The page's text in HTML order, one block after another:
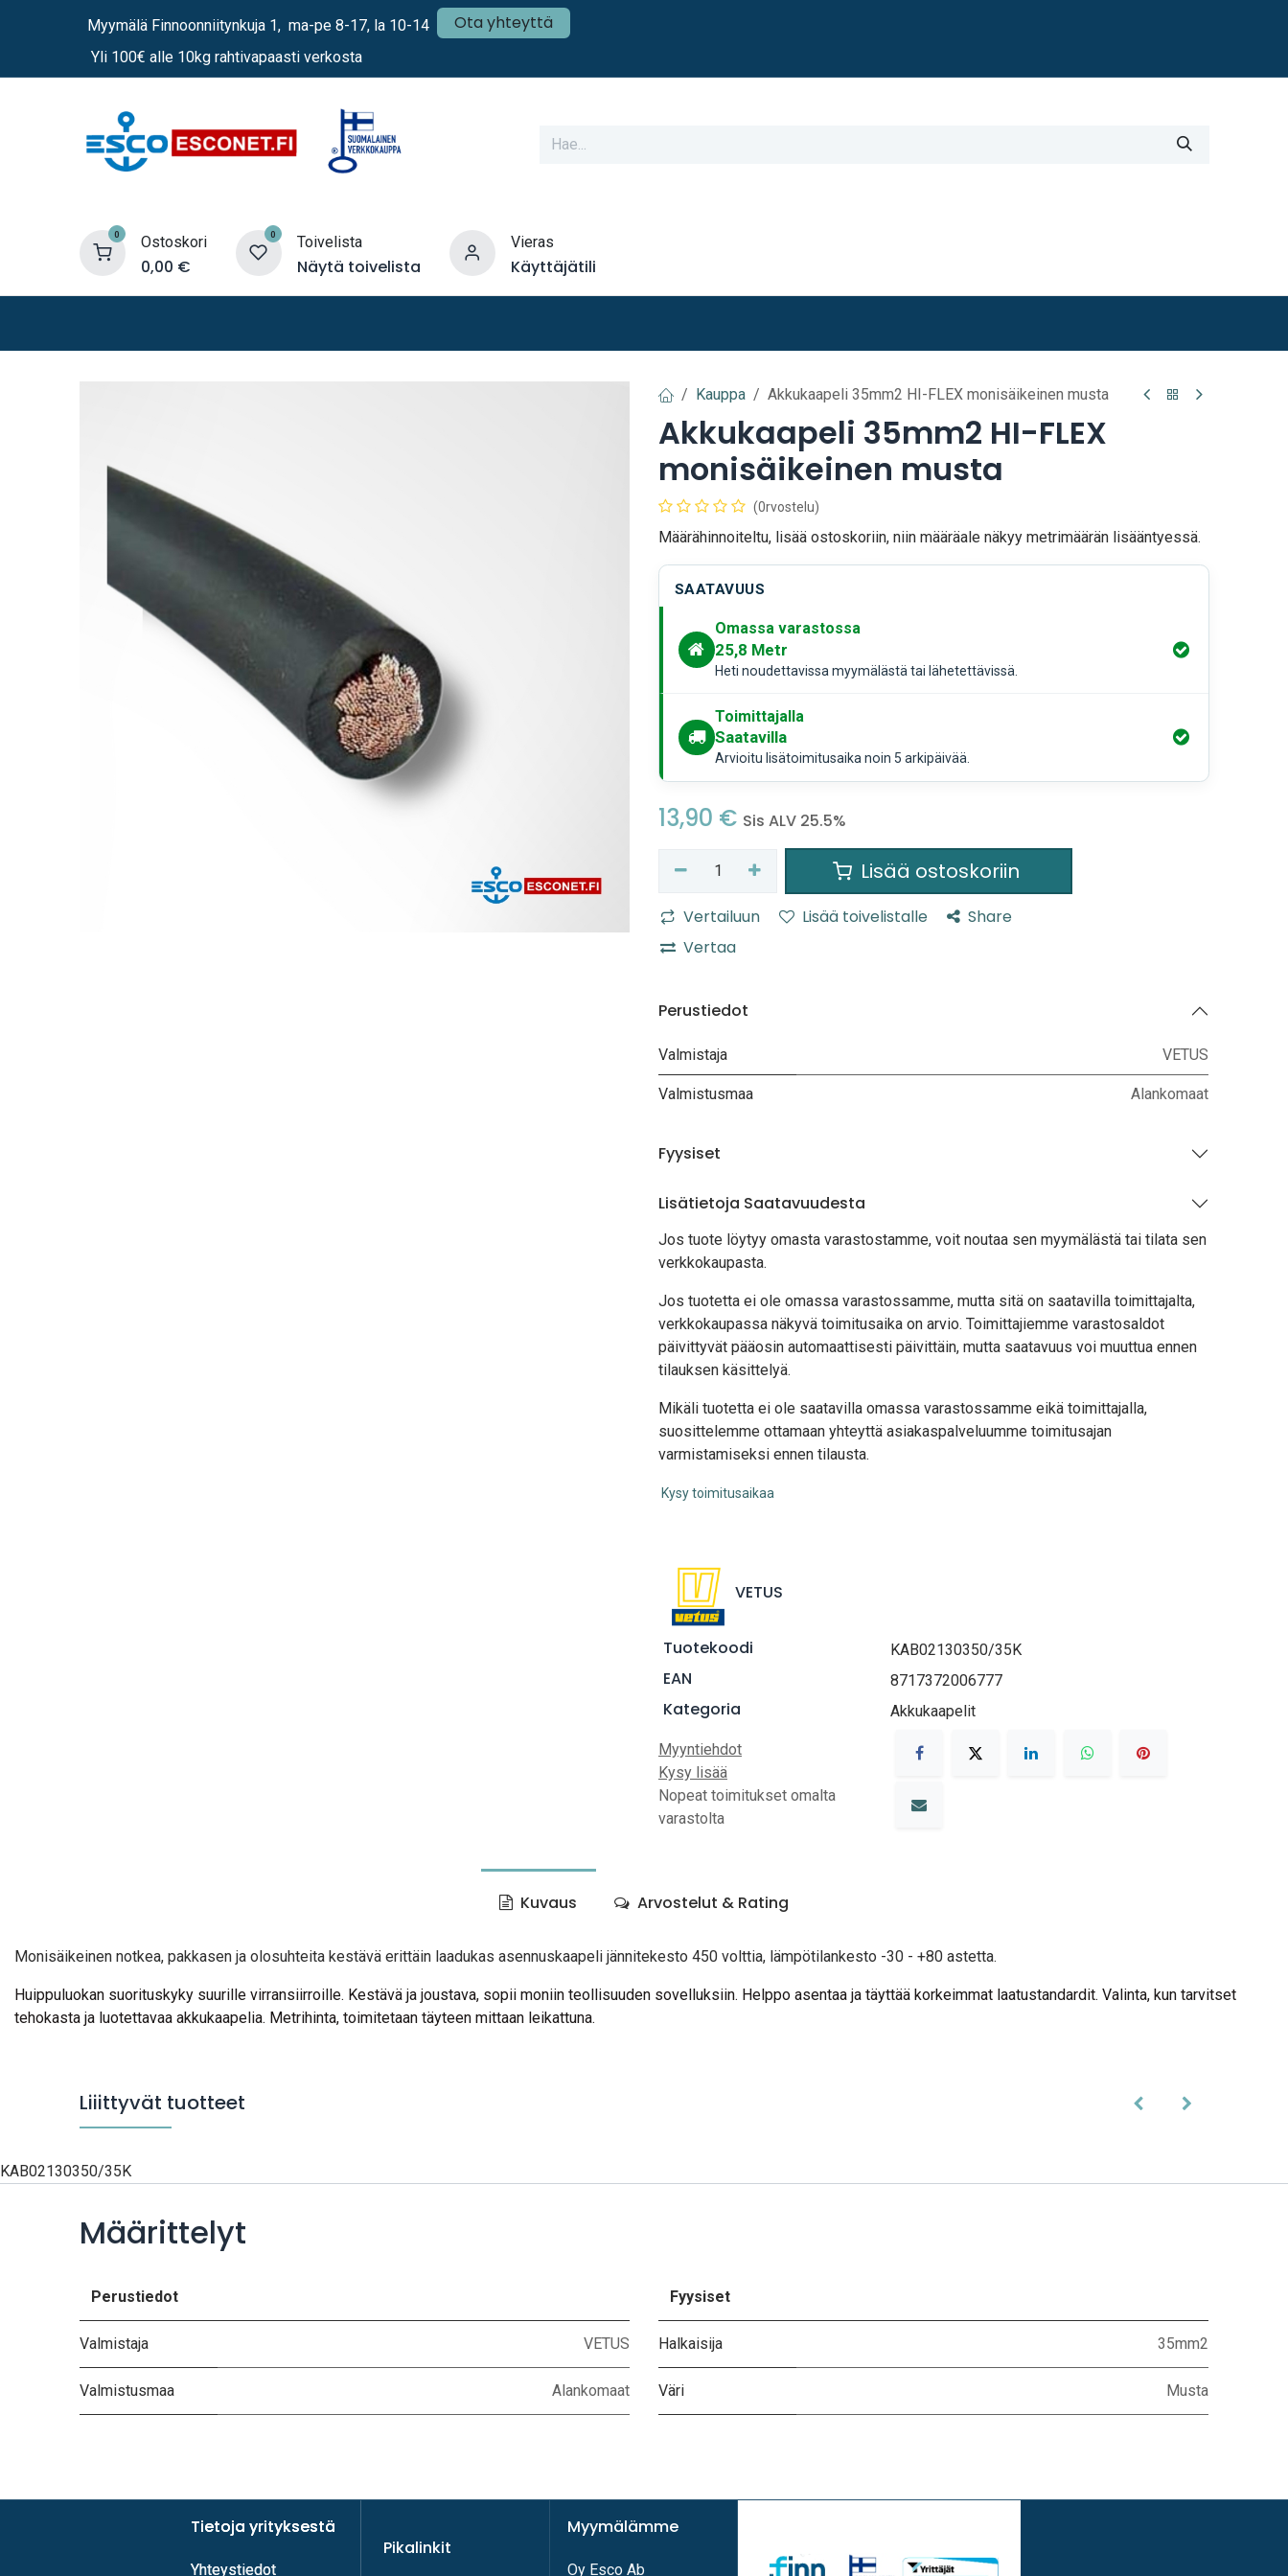
Myymälä Finnoonniitynkuja 1, ma-pe 8-17, la 10-14 Ota yhteyttä
Yli 100€ alle 10kg rahtivapaasti verkosta
0 Ostoskori
0,00 €
0 Toivelista
Näytä toivelista
Vieras
Käyttäjätili
Kauppa Akkukaapeli 35mm2 HI-FLEX monisäikeinen musta
Akkukaapeli 35mm2 HI-FLEX
monisäikeinen musta
(0rvostelu)
Määrähinnoiteltu, lisää ostoskoriin, niin määräale näkyy metrimäärän lisääntyessä.
SAATAVUUS
Omassa varastossa
25,8 Metr
Heti noudettavissa myymälästä tai lähetettävissä.
Toimittajalla
Saatavilla
Arvioitu lisätoimitusaika noin 5 arkipäivää.
13,90 € Sis ALV 25.5%
Lisää ostoskoriin
Vertailuun Lisää toivelistalle
Share
Vertaa
Perustiedot
Valmistaja VETUS
Valmistusmaa Alankomaat
Fyysiset
Lisätietoja Saatavuudesta
Jos tuote löytyy omasta varastostamme, voit noutaa sen myymälästä tai tilata sen
verkkokaupasta.
Jos tuotetta ei ole omassa varastossamme, mutta sitä on saatavilla toimittajalta,
verkkokaupassa näkyvä toimitusaika on arvio. Toimittajiemme varastosaldot
päivittyvät pääosin automaattisesti päivittäin, mutta saatavuus voi muuttua ennen
tilauksen käsittelyä.
Mikäli tuotetta ei ole saatavilla omassa varastossamme eikä toimittajalla,
suosittelemme ottamaan yhteyttä asiakaspalveluumme toimitusajan
varmistamiseksi ennen tilausta.
Kysy toimitusaikaa
VETUS
Tuotekoodi KAB02130350/35K
EAN 8717372006777
Kategoria Akkukaapelit
Myyntiehdot
Kysy lisää
Nopeat toimitukset omalta
varastolta
Kuvaus Arvostelut & Rating
Monisäikeinen notkea, pakkasen ja olosuhteita kestävä erittäin laadukas asennuskaapeli jännitekesto 450 volttia, lämpötilankesto -30 - +80 astetta.
Huippuluokan suorituskyky suurille virransiirroille. Kestävä ja joustava, sopii moniin teollisuuden sovelluksiin. Helppo asentaa ja täyttää korkeimmat laatustandardit. Valinta, kun tarvitset
tehokasta ja luotettavaa akkukaapelia. Metrihinta, toimitetaan täyteen mittaan leikattuna.
Liiittyvät tuotteet
KAB02130350/35K
Määrittelyt
Perustiedot
Valmistaja VETUS
Valmistusmaa Alankomaat
Fyysiset
Halkaisija 35mm2
Väri Musta
Pikalinkit
Myymälämme
Oy Esco Ab
Tietoja yrityksestä
Yhteystiedot
Tietoja yrityksestä
Yhteystiedot